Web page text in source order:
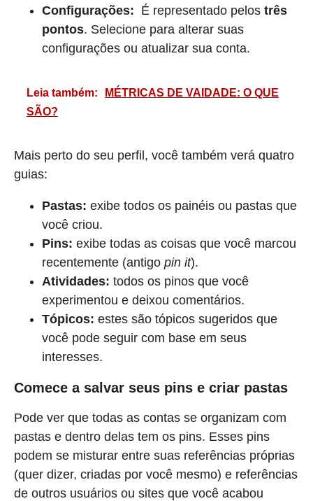
Configurações: É representado pelos três
pontos. Selecione para alterar suas
configurações ou atualizar sua conta.
Leia também:
MÉTRICAS DE VAIDADE: O QUE
SÃO?
Mais perto do seu perfil, você também verá quatro
guias:
Pastas: exibe todos os painéis ou pastas que
você criou.
Pins: exibe todas as coisas que você marcou
recentemente (antigo pin it).
Atividades: todos os pinos que você
experimentou e deixou comentários.
Tópicos: estes são tópicos sugeridos que
você pode seguir com base em seus
interesses.
Comece a salvar seus pins e criar pastas
Pode ver que todas as contas se organizam com
pastas e dentro delas tem os pins. Esses pins
podem se misturar entre suas referências próprias
(quer dizer, criadas por você mesmo) e referências
de outros usuários ou sites que você acabou